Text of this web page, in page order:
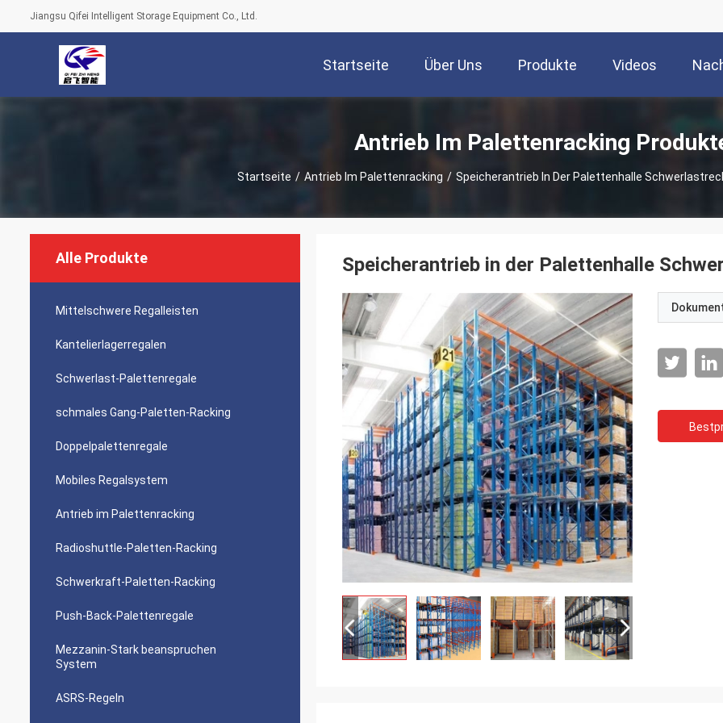
Jiangsu Qifei Intelligent Storage Equipment Co., Ltd.
Startseite Über Uns Produkte Videos
Antrieb Im Palettenracking
Startseite / Antrieb Im Palettenracking / Speicherantrieb In Der Palettenhalle
Alle Produkte
Mittelschwere Regalleisten
Kantelierlagerregalen
Schwerlast-Palettenregale
schmales Gang-Paletten-Racking
Doppelpalettenregale
Mobiles Regalsystem
Antrieb im Palettenracking
Radioshuttle-Paletten-Racking
Schwerkraft-Paletten-Racking
Push-Back-Palettenregale
Mezzanin-Stark beanspruchen
System
ASRS-Regeln
Speicherantrieb in der Palettenhalle